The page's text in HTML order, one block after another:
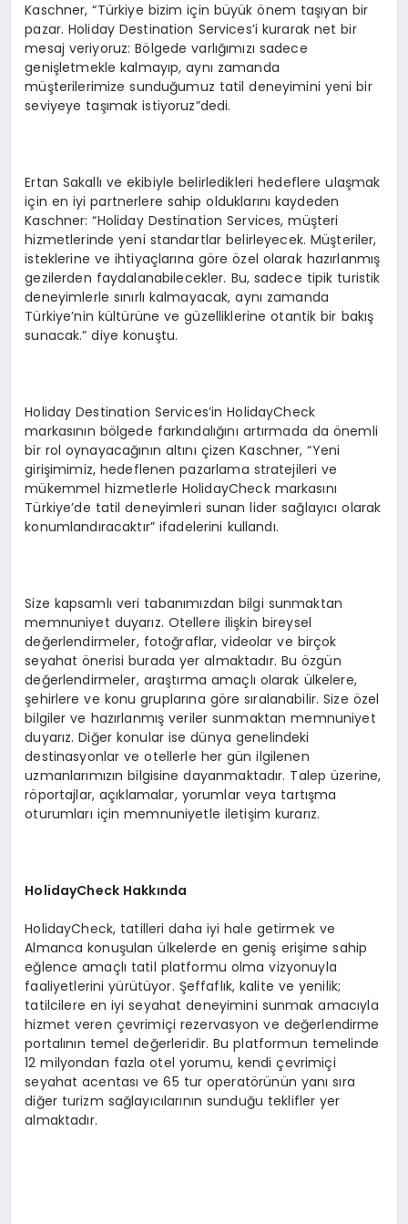
Kaschner, “Türkiye bizim için büyük önem taşıyan bir
pazar. Holiday Destination Services’i kurarak net bir
mesaj veriyoruz: Bölgede varlığımızı sadece
genişletmekle kalmayıp, aynı zamanda
müşterilerimize sunduğumuz tatil deneyimini yeni bir
seviyeye taşımak istiyoruz”dedi.
Ertan Sakallı ve ekibiyle belirledikleri hedeflere ulaşmak
için en iyi partnerlere sahip olduklarını kaydeden
Kaschner: “Holiday Destination Services, müşteri
hizmetlerinde yeni standartlar belirleyecek. Müşteriler,
isteklerine ve ihtiyaçlarına göre özel olarak hazırlanmış
gezilerden faydalanabilecekler. Bu, sadece tipik turistik
deneyimlerle sınırlı kalmayacak, aynı zamanda
Türkiye’nin kültürüne ve güzelliklerine otantik bir bakış
sunacak.” diye konuştu.
Holiday Destination Services’in HolidayCheck
markasının bölgede farkındalığını artırmada da önemli
bir rol oynayacağının altını çizen Kaschner, “Yeni
girişimimiz, hedeflenen pazarlama stratejileri ve
mükemmel hizmetlerle HolidayCheck markasını
Türkiye’de tatil deneyimleri sunan lider sağlayıcı olarak
konumlandıracaktır” ifadelerini kullandı.
Size kapsamlı veri tabanımızdan bilgi sunmaktan
memnuniyet duyarız. Otellere ilişkin bireysel
değerlendirmeler, fotoğraflar, videolar ve birçok
seyahat önerisi burada yer almaktadır. Bu özgün
değerlendirmeler, araştırma amaçlı olarak ülkelere,
şehirlere ve konu gruplarına göre sıralanabilir. Size özel
bilgiler ve hazırlanmış veriler sunmaktan memnuniyet
duyarız. Diğer konular ise dünya genelindeki
destinasyonlar ve otellerle her gün ilgilenen
uzmanlarımızın bilgisine dayanmaktadır. Talep üzerine,
röportajlar, açıklamalar, yorumlar veya tartışma
oturumları için memnuniyetle iletişim kurarız.
HolidayCheck Hakkında
HolidayCheck, tatilleri daha iyi hale getirmek ve
Almanca konuşulan ülkelerde en geniş erişime sahip
eğlence amaçlı tatil platformu olma vizyonuyla
faaliyetlerini yürütüyor. Şeffaflık, kalite ve yenilik;
tatilcilere en iyi seyahat deneyimini sunmak amacıyla
hizmet veren çevrimiçi rezervasyon ve değerlendirme
portalının temel değerleridir. Bu platformun temelinde
12 milyondan fazla otel yorumu, kendi çevrimiçi
seyahat acentası ve 65 tur operatörünün yanı sıra
diğer turizm sağlayıcılarının sunduğu teklifler yer
almaktadır.